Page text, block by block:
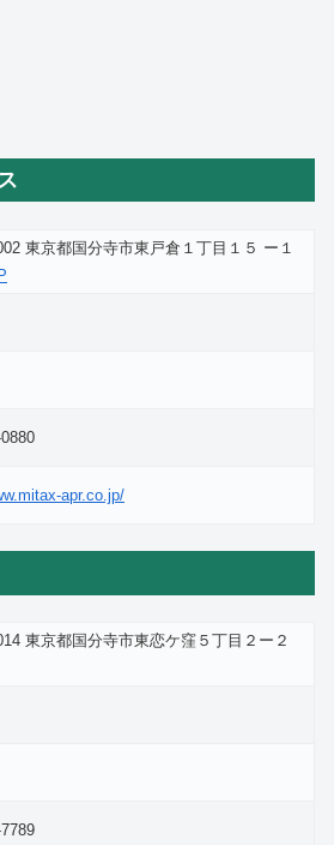
東京都国分寺市東戸倉１丁目１５ ー１
apr.co.jp/
東京都国分寺市東恋ケ窪５丁目２ー２